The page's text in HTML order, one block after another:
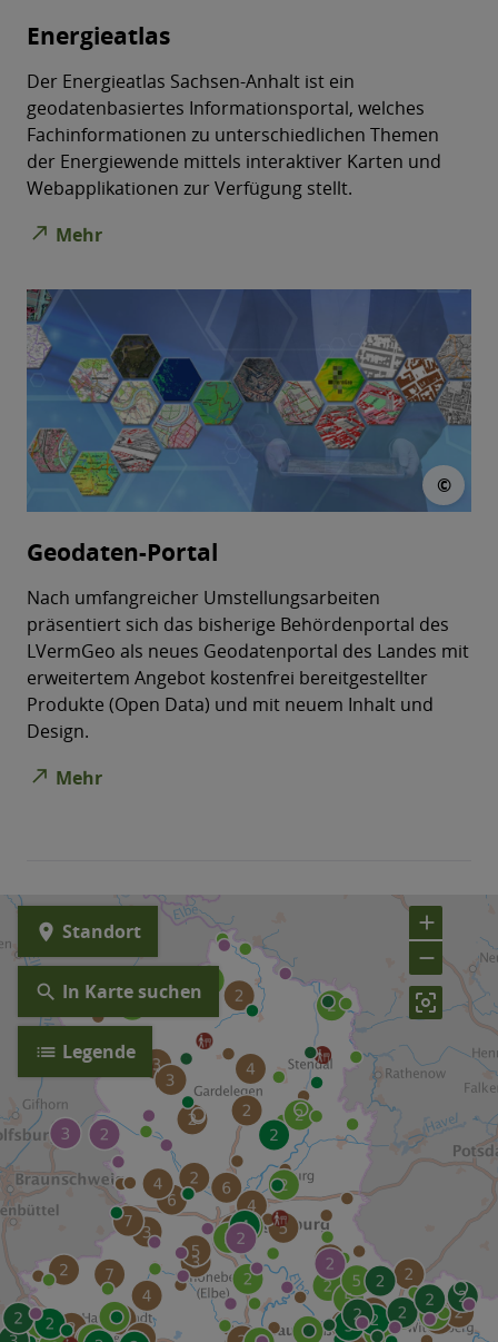
Energieatlas
Der Energieatlas Sachsen-Anhalt ist ein
geodatenbasiertes Informationsportal, welches
Fachinformationen zu unterschiedlichen Themen
der Energiewende mittels interaktiver Karten und
Webapplikationen zur Verfügung stellt.
north_east Mehr
© ©
Geodaten-Portal
Nach umfangreicher Umstellungsarbeiten
präsentiert sich das bisherige Behördenportal des
LVermGeo als neues Geodatenportal des Landes mit
erweitertem Angebot kostenfrei bereitgestellter
Produkte (Open Data) und mit neuem Inhalt und
Design.
north_east Mehr